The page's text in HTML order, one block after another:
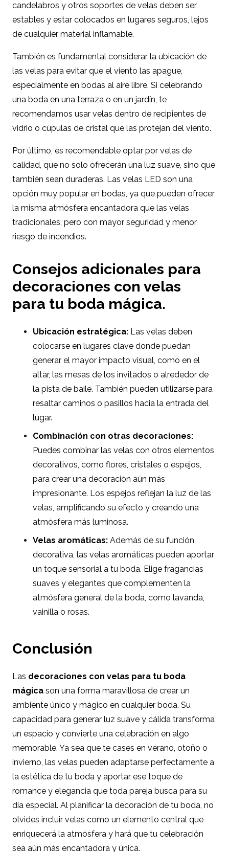
candelabros y otros soportes de velas deben ser
estables y estar colocados en lugares seguros, lejos
de cualquier material inflamable.
También es fundamental considerar la ubicación de
las velas para evitar que el viento las apague,
especialmente en bodas al aire libre. Si celebrando
una boda en una terraza o en un jardín, te
recomendamos usar velas dentro de recipientes de
vidrio o cúpulas de cristal que las protejan del viento.
Por último, es recomendable optar por velas de
calidad, que no solo ofrecerán una luz suave, sino que
también sean duraderas. Las velas LED son una
opción muy popular en bodas, ya que pueden ofrecer
la misma atmósfera encantadora que las velas
tradicionales, pero con mayor seguridad y menor
riesgo de incendios.
Consejos adicionales para
decoraciones con velas
para tu boda mágica.
Ubicación estratégica: Las velas deben
colocarse en lugares clave donde puedan
generar el mayor impacto visual, como en el
altar, las mesas de los invitados o alrededor de
la pista de baile. También pueden utilizarse para
resaltar caminos o pasillos hacia la entrada del
lugar.
Combinación con otras decoraciones:
Puedes combinar las velas con otros elementos
decorativos, como flores, cristales o espejos,
para crear una decoración aún más
impresionante. Los espejos reflejan la luz de las
velas, amplificando su efecto y creando una
atmósfera más luminosa.
Velas aromáticas: Además de su función
decorativa, las velas aromáticas pueden aportar
un toque sensorial a tu boda. Elige fragancias
suaves y elegantes que complementen la
atmósfera general de la boda, como lavanda,
vainilla o rosas.
Conclusión
Las decoraciones con velas para tu boda
mágica son una forma maravillosa de crear un
ambiente único y mágico en cualquier boda. Su
capacidad para generar luz suave y cálida transforma
un espacio y convierte una celebración en algo
memorable. Ya sea que te cases en verano, otoño o
invierno, las velas pueden adaptarse perfectamente a
la estética de tu boda y aportar ese toque de
romance y elegancia que toda pareja busca para su
día especial. Al planificar la decoración de tu boda, no
olvides incluir velas como un elemento central que
enriquecerá la atmósfera y hará que tu celebración
sea aún más encantadora y única.